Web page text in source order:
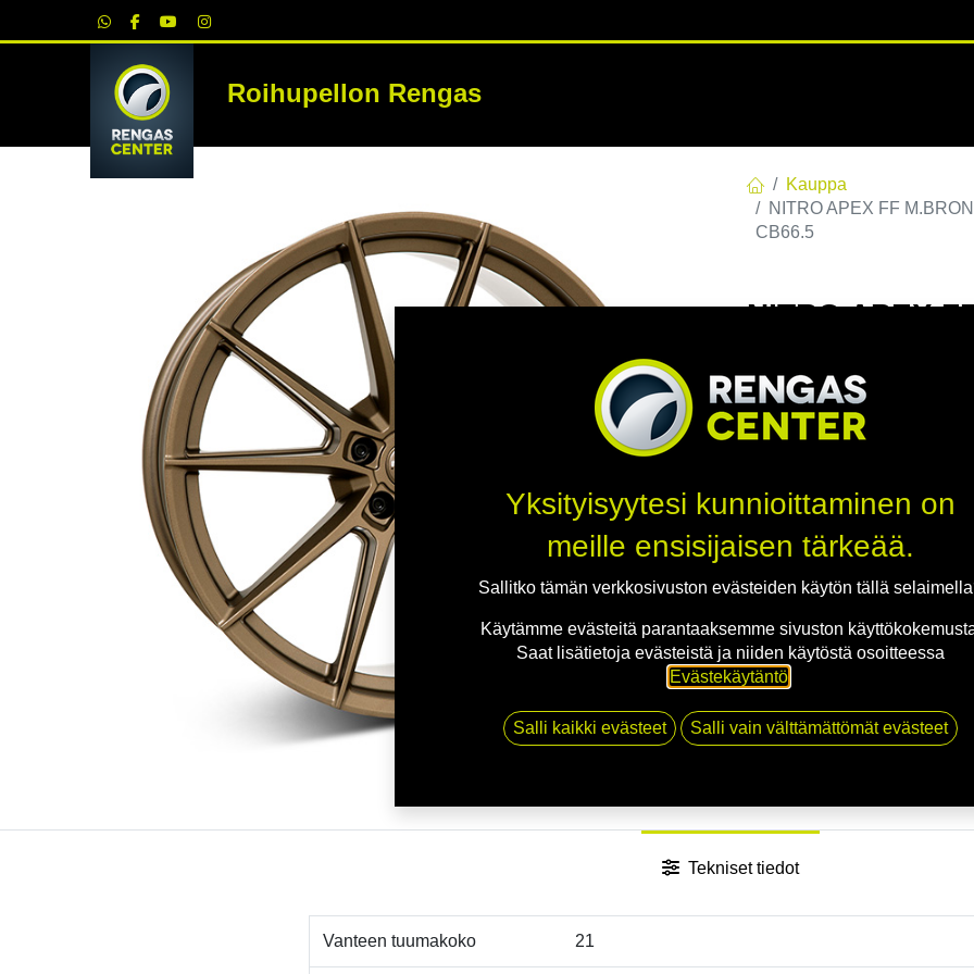
Roihupellon RengasRENKAAT
Kauppa
NITRO APEX FF
CB66.5
NITRO APEX
EAN:7332818115816
Tällä tuotteella ei ole
Jaa
Toimitusehdot
Tekniset tiedot
Vanteen tuumakoko 21
Yksityisyytesi kunnioittaminen on
meille ensisijaisen tärkeää.
Sallitko tämän verkkosivuston evästeiden käytön tällä
Käytämme evästeitä parantaaksemme sivuston
Saat lisätietoja evästeistä ja niiden käytöstä osoitteessa
Evästekäytäntö.
Salli kaikki evästeet Salli vain välttämättömät evästeet